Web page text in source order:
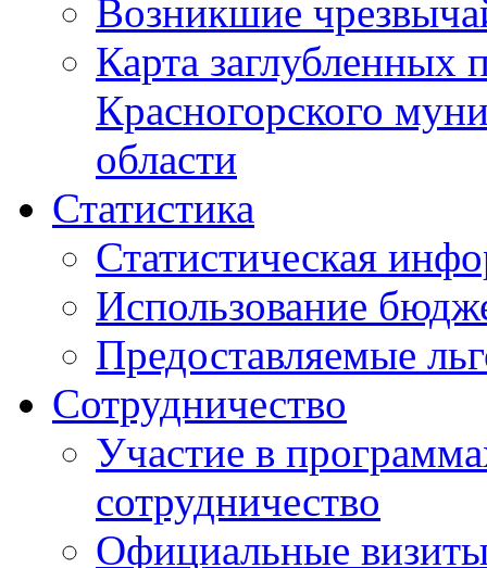
Возникшие
Карта
Красногорского
области
Статистика
Статистическая
Использование
Предоставляемые
Сотрудничество
Участие в
сотрудничество
Официальные